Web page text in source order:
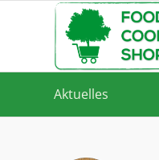
Aktuelles